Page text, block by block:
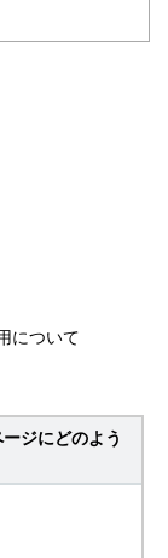
について
ジにどのよう